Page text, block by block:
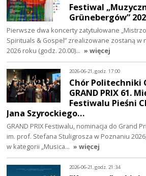
Festiwal
Grünebergów”
Pierwsze dwa koncerty zatytułowane
Spirituals & Gospel” zrealizowane zostaną w
2026 roku (godz. 20.00)… » więcej
2026-06-21, godz. 17:00
Chór Politechniki
GRAND PRIX 61.
Festiwalu Pieśni
Jana Szyrockiego…
GRAND PRIX Festiwalu, nominacja do Grand
im. prof. Stefana Stuligrosza w Poznaniu
w kategorii „Musica… » więcej
2026-06-21, godz. 21:34